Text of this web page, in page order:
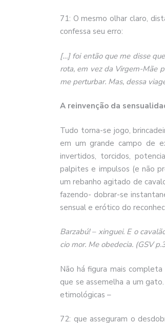
71: O mesmo olhar claro,
confessa seu erro:
[…] foi então que me disse
rota, em vez da Virgem-Mãe
me perturbar. Mas, dessa
A reinvenção da
Tudo torna-se jogo,
em um grande campo de
invertidos, torcidos,
palpites e impulsos (e não
um rebanho agitado de
fazendo- dobrar-se
sensual e erótico do
Barzabú! – xinguei. E o
cio mor. Me obedecia. (GSV
Não há figura mais
que se assemelha a um
etimológicas –
72: que asseguram o